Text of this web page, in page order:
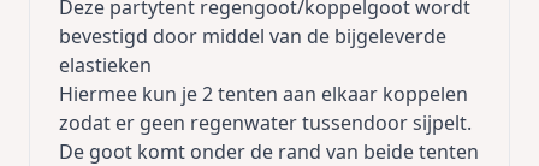
Deze partytent regengoot/koppelgoot wordt
bevestigd door middel van de bijgeleverde
elastieken
Hiermee kun je 2 tenten aan elkaar koppelen
zodat er geen regenwater tussendoor sijpelt.
De goot komt onder de rand van beide tenten